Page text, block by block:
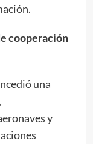
cooperación
una
y